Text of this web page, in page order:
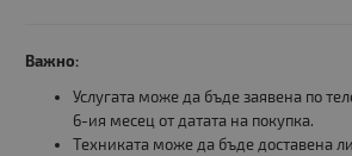
Важно:
Услугата може да бъде заявена по
6-ия месец от датата на покупка.
Техниката може да бъде доставена